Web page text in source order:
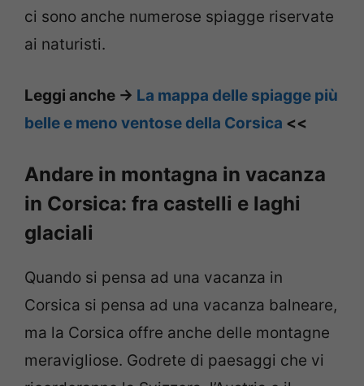
ci sono anche numerose spiagge riservate
ai naturisti.
Leggi anche -> La mappa delle spiagge più
belle e meno ventose della Corsica <<
Andare in montagna in vacanza
in Corsica: fra castelli e laghi
glaciali
Quando si pensa ad una vacanza in
Corsica si pensa ad una vacanza balneare,
ma la Corsica offre anche delle montagne
meravigliose. Godrete di paesaggi che vi